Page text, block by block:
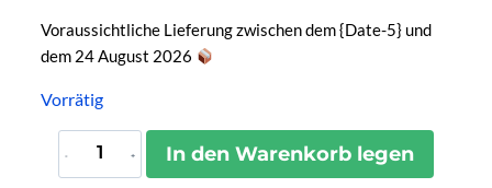
Voraussichtliche Lieferung zwischen dem {Date-5} und
dem 24 August 2026
Vorrätig
Porte-
Clés
In den Warenkorb legen